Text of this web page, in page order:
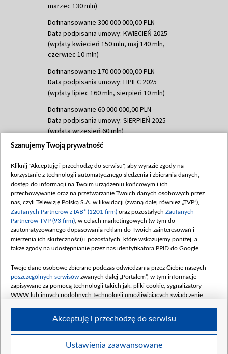
marzec 130 mln)
Dofinansowanie 300 000 000,00 PLN
Data podpisania umowy: KWIECIEŃ 2025
(wpłaty kwiecień 150 mln, maj 140 mln,
czerwiec 10 mln)
Dofinansowanie 170 000 000,00 PLN
Data podpisania umowy: LIPIEC 2025
(wpłaty lipiec 160 mln, sierpień 10 mln)
Dofinansowanie 60 000 000,00 PLN
Data podpisania umowy: SIERPIEŃ 2025
(wpłata wrzesień 60 mln)
Dofinansowanie 635 783 051,21 PLN
(wpłata wrzesień 100 mln, październik 350
mln, listopad 265 mln)
Dofinansowanie 48 862 000,00 PLN
Data podpisania umowy: GRUDZIEŃ 2025
(wpłata grudzień 60,548 mln)
Dofinansowanie 900 000 000,00 PLN
Data podpisania umowy: LUTY 2026 (wpłata
kwiecień 180 mln, 7 maja 180 mln, 8
czerwca 90 mln)
Dofinansowanie 250 000 000,00 PLN
4 sierpnia 250 mln
Szanujemy Twoją prywatność
Kliknij "Akceptuję i przechodzę do serwisu", aby wyrazić zgody na
korzystanie z technologii automatycznego śledzenia i zbierania danych,
dostęp do informacji na Twoim urządzeniu końcowym i ich
przechowywanie oraz na przetwarzanie Twoich danych osobowych przez
nas, czyli Telewizję Polską S.A. w likwidacji (zwaną dalej również „TVP”),
Zaufanych Partnerów z IAB* (1201 firm) oraz pozostałych Zaufanych
Partnerów TVP (93 firm) , w celach marketingowych (w tym do
zautomatyzowanego dopasowania reklam do Twoich zainteresowań i
mierzenia ich skuteczności) i pozostałych, które wskazujemy poniżej, a
także zgody na udostępnianie przez nas identyfikatora PPID do Google.
Twoje dane osobowe zbierane podczas odwiedzania przez Ciebie naszych
poszczególnych serwisów zwanych dalej „Portalem”, w tym informacje
zapisywane za pomocą technologii takich jak: pliki cookie, sygnalizatory
WWW lub innych podobnych technologii umożliwiających świadczenie
Twoje dane osobowe zbierane podczas odwiedzania przez Ciebie
Ustawienia zaawansowane
Akceptuję i przechodzę do serwisu